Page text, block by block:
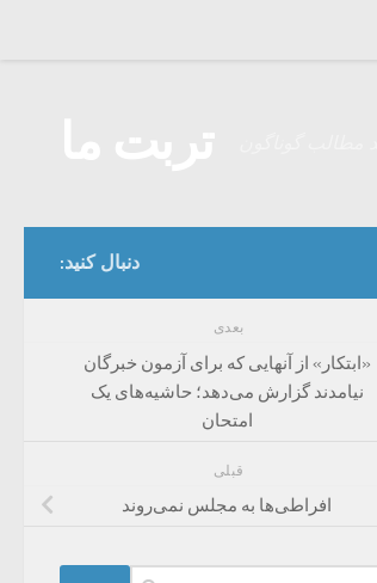
دنبال کنید:
بعدی
«ابتکار» از آنهایی که برای آزمون خبرگان
نیامدند گزارش می‌دهد؛ حاشیه‌های یک
امتحان
قبلی
افراطی‌ها به مجلس نمی‌روند